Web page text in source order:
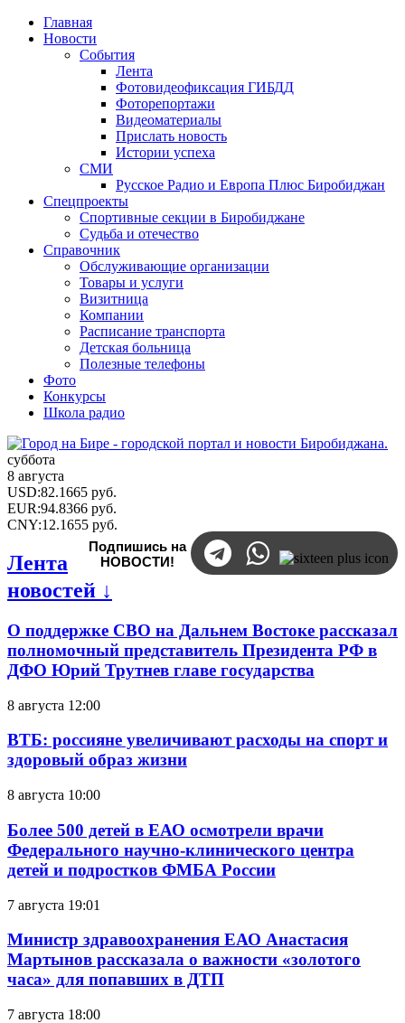
Главная
Новости
События
Лента
Фотовидеофиксация ГИБДД
Фоторепортажи
Видеоматериалы
Прислать новость
Истории успеха
СМИ
Русское Радио и Европа Плюс Биробиджан
Спецпроекты
Спортивные секции в Биробиджане
Судьба и отечество
Справочник
Обслуживающие организации
Товары и услуги
Визитница
Компании
Расписание транспорта
Детская больница
Полезные телефоны
Фото
Конкурсы
Школа радио
суббота
8 августа
USD:82.1665 руб.
EUR:94.8366 руб.
CNY:12.1655 руб.
Подпишись на
НОВОСТИ!
Лента
новостей ↓
О поддержке СВО на Дальнем Востоке рассказал
полномочный представитель Президента РФ в
ДФО Юрий Трутнев главе государства
8 августа 12:00
ВТБ: россияне увеличивают расходы на спорт и
здоровый образ жизни
8 августа 10:00
Более 500 детей в ЕАО осмотрели врачи
Федерального научно-клинического центра
детей и подростков ФМБА России
7 августа 19:01
Министр здравоохранения ЕАО Анастасия
Мартынов рассказала о важности «золотого
часа» для попавших в ДТП
7 августа 18:00